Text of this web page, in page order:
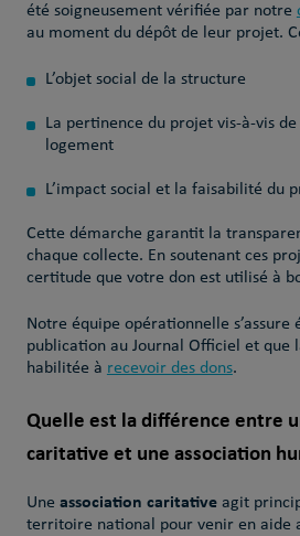
été soigneusement vérifiée par notre
au moment du dépôt de leur projet.
L’objet social de la structure
La pertinence du projet vis-à-vis
logement
L’impact social et la faisabilité du
Cette démarche garantit la
chaque collecte. En soutenant ces
certitude que votre don est utilisé à
Notre équipe opérationnelle s’assure
publication au Journal Officiel et que
habilitée à recevoir des dons.
Quelle est la différence entre
caritative et une association
Une association caritativeagit
territoire national pour venir en aide